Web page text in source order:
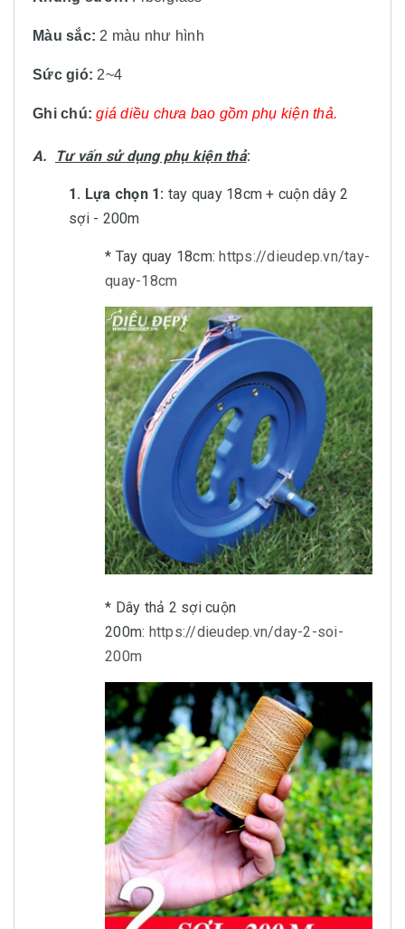
Màu sắc: 2 màu như hình
Sức gió: 2~4
Ghi chú: giá diều chưa bao gồm phụ kiện thả.
A. Tư vấn sử dụng phụ kiện thả:
1. Lựa chọn 1: tay quay 18cm + cuộn dây 2
sợi - 200m
* Tay quay 18cm:https://dieudep.vn/tay-
quay-18cm
* Dây thả 2 sợi cuộn
200m: https://dieudep.vn/day-2-soi-
200m